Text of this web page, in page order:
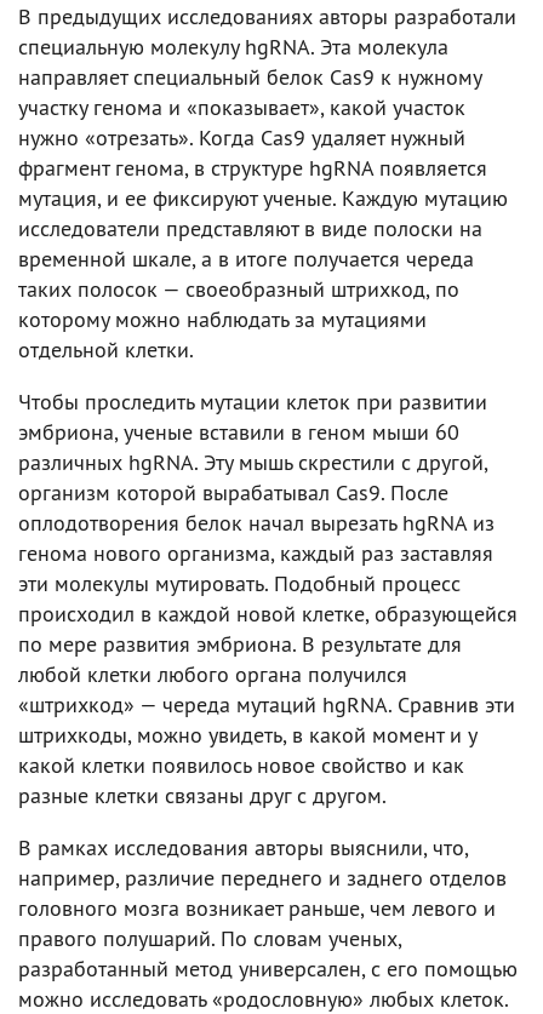
В предыдущих исследованиях авторы разработали
специальную молекулу hgRNA. Эта молекула
направляет специальный белок Cas9 к нужному
участку генома и «показывает», какой участок
нужно «отрезать». Когда Cas9 удаляет нужный
фрагмент генома, в структуре hgRNA появляется
мутация, и ее фиксируют ученые. Каждую мутацию
исследователи представляют в виде полоски на
временной шкале, а в итоге получается череда
таких полосок — своеобразный штрихкод, по
которому можно наблюдать за мутациями
отдельной клетки.
Чтобы проследить мутации клеток при развитии
эмбриона, ученые вставили в геном мыши 60
различных hgRNA. Эту мышь скрестили с другой,
организм которой вырабатывал Cas9. После
оплодотворения белок начал вырезать hgRNA из
генома нового организма, каждый раз заставляя
эти молекулы мутировать. Подобный процесс
происходил в каждой новой клетке, образующейся
по мере развития эмбриона. В результате для
любой клетки любого органа получился
«штрихкод» — череда мутаций hgRNA. Сравнив эти
штрихкоды, можно увидеть, в какой момент и у
какой клетки появилось новое свойство и как
разные клетки связаны друг с другом.
В рамках исследования авторы выяснили, что,
например, различие переднего и заднего отделов
головного мозга возникает раньше, чем левого и
правого полушарий. По словам ученых,
разработанный метод универсален, с его помощью
можно исследовать «родословную» любых клеток.